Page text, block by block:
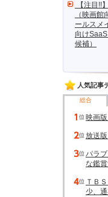
【注目!!
（映画
ールスメ
向け
候補）
人気記事
総合
映画
放送
パラ
な鑑
ＴＢ
少、